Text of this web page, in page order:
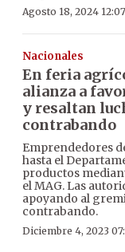
Agosto 18, 2024
Nacionales
En feria
alianza a
y resaltan
contrabando
Emprendedores
hasta el
productos
el MAG. Las
apoyando al
contrabando.
Diciembre 4, 2023